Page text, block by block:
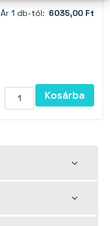
Ár 1 db-tól: 6035,00 Ft
Kosárba
Toggle
Toggle